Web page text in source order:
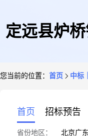
定远县炉
您当前的位置： 首页 中标
首页 招标预告
省份地区： 北京广东